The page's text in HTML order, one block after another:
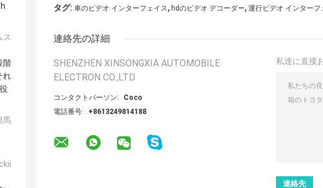
ス
階
れ
馬
タグ: 車のビデオ インターフェイス, hdのビデオ デコーダー, 運行ビデオ インターフ
連絡先の詳細
SHENZHEN XINSONGXIA AUTOMOBILE
ELECTRON CO.,LTD
コンタクトパーソン:
Coco
電話番号:
+8613249814188
私達に直接